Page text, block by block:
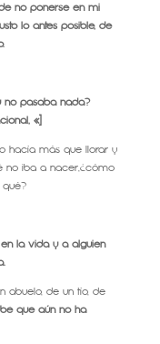
no ponerse en mi
lo antes posible, de
no pasaba nada?
«]
hacía más que llorar y
no iba a nacer,¿cómo
la vida y a alguien
abuelo, de un tío, de
que aún no ha